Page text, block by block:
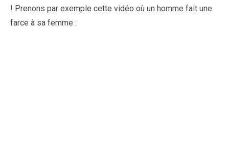
! Prenons par exemple cette vidéo où un homme fait une
farce à sa femme :